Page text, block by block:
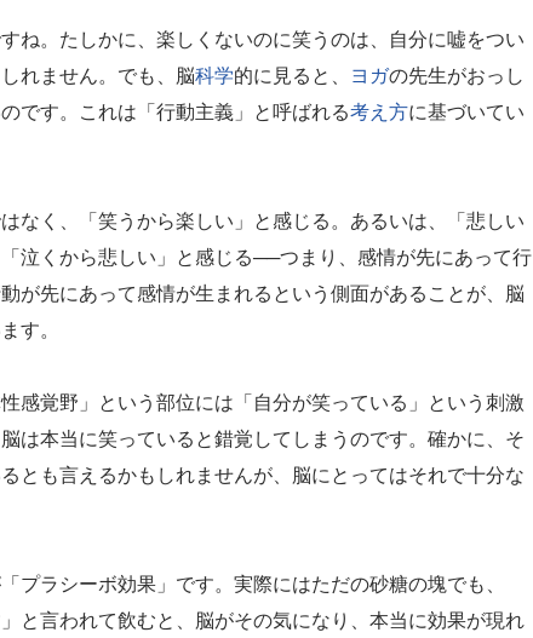
ね。たしかに、楽しくないのに笑うのは、自分に嘘をつい
れません。でも、脳科学的に見ると、 ヨガの先生がおっし
です。これは「行動主義」と呼ばれる考え方に基づいてい
はなく、「笑うから楽しい」と感じる。あるいは、「悲しい
泣くから悲しい」と感じる──つまり、感情が先にあって行
が先にあって感情が生まれるという側面があることが、脳
す。
感覚野」という部位には「自分が笑っている」という刺激
は本当に笑っていると錯覚してしまうのです。確かに、そ
とも言えるかもしれませんが、脳にとってはそれで十分な
プラシーボ効果」です。実際にはただの砂糖の塊でも、
」と言われて飲むと、脳がその気になり、本当に効果が現れ